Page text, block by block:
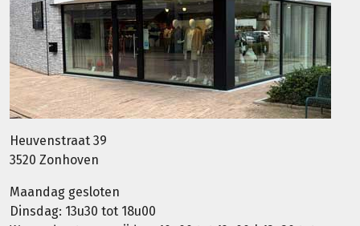
Heuvenstraat 39
3520 Zonhoven
Maandag gesloten
Dinsdag: 13u30 tot 18u00